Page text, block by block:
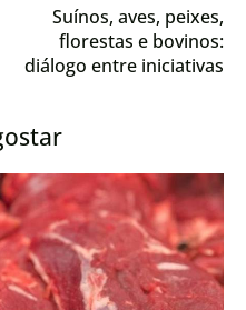
Suínos, aves, peixes,
florestas e bovinos:
diálogo entre iniciativas